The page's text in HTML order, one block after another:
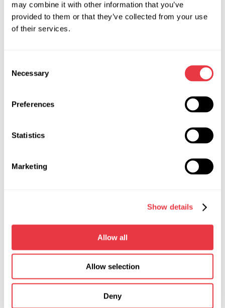
may combine it with other information that you’ve
provided to them or that they’ve collected from your use
of their services.
Selection
Necessary
Preferences
Statistics
Marketing
Show details
Allow all
Allow selection
Deny
Хотя химия дает результат, замерить состояние фильтра
после такой промывки невозможно – в отличие от
основные преимущества
Разработанный нами стенд для очистки сажевых
фильтров MS900 работает по совершенно иному
случаев, когда DPF нужно предварительно промыть от